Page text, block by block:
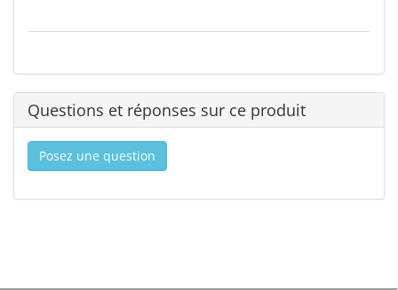
Questions et réponses sur ce produit
Posez une question